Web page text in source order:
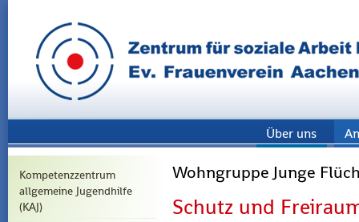
Über uns
Kompetenzzentrum
allgemeine Jugendhilfe
(KAJ)
Wohngruppe Junge
Schutz und